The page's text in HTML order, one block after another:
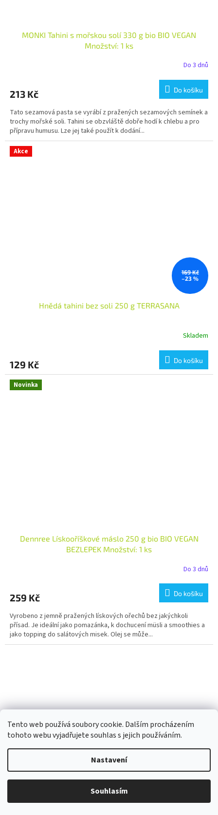
Tento web používá soubory cookie. Dalším procházením
tohoto webu vyjadřujete souhlas s jejich používáním.
Nastavení
Souhlasím
MONKI Tahini s mořskou solí 330 g bio BIO VEGAN
Množství: 1 ks
Do 3 dnů
213 Kč Do košíku
Tato sezamová pasta se vyrábí z pražených sezamových semínek a
trochy mořské soli. Tahini se obzvláště dobře hodí k chlebu a pro
přípravu humusu. Lze jej také použít k dodání...
Akce
169 Kč
–23 %
Hnědá tahini bez soli 250 g TERRASANA
Skladem
129 Kč Do košíku
Novinka
Dennree Lískooříškové máslo 250 g bio BIO VEGAN
BEZLEPEK Množství: 1 ks
Do 3 dnů
259 Kč Do košíku
Vyrobeno z jemně pražených lískových ořechů bez jakýchkoli
přísad. Je ideální jako pomazánka, k dochucení müsli a smoothies a
jako topping do salátových misek. Olej se může...